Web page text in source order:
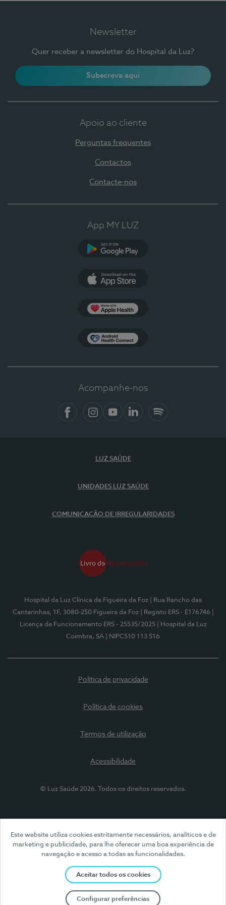
Este website utiliza cookies estritamente necessários, analíticos e de
marketing e publicidade, para lhe oferecer uma boa experiência de
navegação e acesso a todas as funcionalidades.
Aceitar todos os cookies
Configurar preferências
Newsletter
Quer receber a newsletter do Hospital da Luz?
Subscreva aqui
Apoio ao cliente
Perguntas frequentes
Contactos
Contacte-nos
App MY LUZ
Acompanhe-nos
LUZ SAÚDE
UNIDADES LUZ SAÚDE
COMUNICAÇÃO DE IRREGULARIDADES
Hospital da Luz Clínica da Figueira da Foz
| Rua Rancho das
Cantarinhas, 1F, 3080-250 Figueira da Foz
| Registo ERS - E176746
Licença de Funcionamento ERS - 25535/2025
| Hospital da Luz
Coimbra, SA
| NIPC510 113 516
Política de privacidade
Política de cookies
Termos de utilização
Acessibilidade
© Luz Saúde 2026. Todos os direitos reservados.